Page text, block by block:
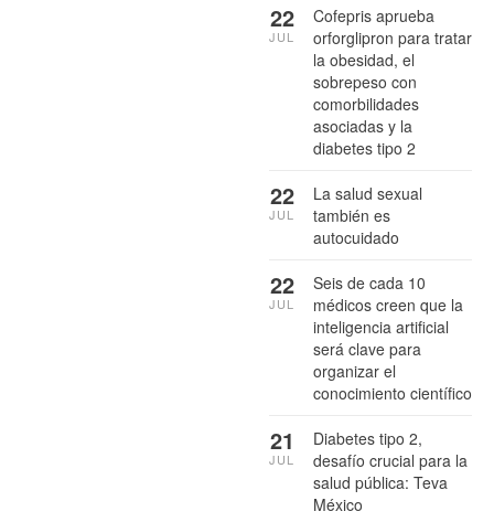
Cofepris aprueba
orforglipron para tratar
la obesidad, el
sobrepeso con
comorbilidades
asociadas y la
diabetes tipo 2
22
JUL
La salud sexual
también es
autocuidado
22
JUL
Seis de cada 10
médicos creen que la
inteligencia artificial
será clave para
organizar el
conocimiento científico
22
JUL
Diabetes tipo 2,
desafío crucial para la
salud pública: Teva
México
21
JUL